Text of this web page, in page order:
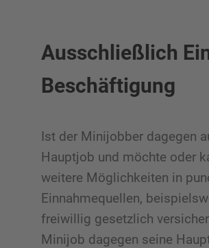
Ausschließlich
Beschäftigung
Ist der Minijobber dagegen
Hauptjob und möchte oder
weitere Möglichkeiten in
Einnahmequellen,
freiwillig gesetzlich
Minijob dagegen seine